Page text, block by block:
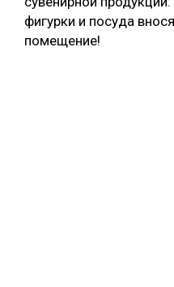
фигурки и посуда
помещение!